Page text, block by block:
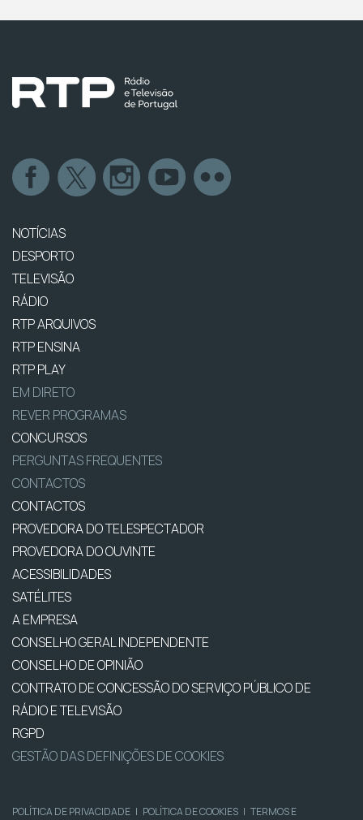
NOTÍCIAS
DESPORTO
TELEVISÃO
RÁDIO
RTP ARQUIVOS
RTP ENSINA
RTP PLAY
EM DIRETO
REVER PROGRAMAS
CONCURSOS
PERGUNTAS FREQUENTES
CONTACTOS
CONTACTOS
PROVEDORA DO TELESPECTADOR
PROVEDORA DO OUVINTE
ACESSIBILIDADES
SATÉLITES
A EMPRESA
CONSELHO GERAL INDEPENDENTE
CONSELHO DE OPINIÃO
CONTRATO DE CONCESSÃO DO SERVIÇO PÚBLICO DE
RÁDIO E TELEVISÃO
RGPD
GESTÃO DAS DEFINIÇÕES DE COOKIES
POLÍTICA DE PRIVACIDADE | POLÍTICA DE COOKIES | TERMOS E